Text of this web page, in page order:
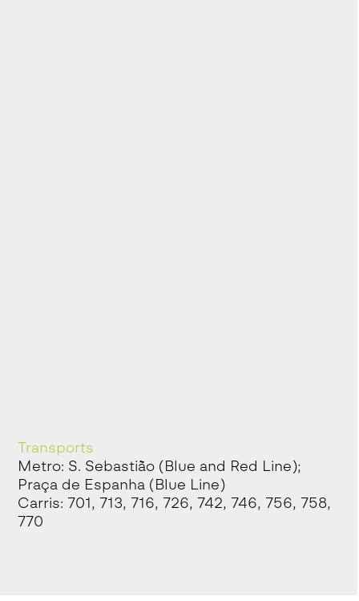
Transports
Metro: S. Sebastião (Blue and Red Line);
Praça de Espanha (Blue Line)
Carris: 701, 713, 716, 726, 742, 746, 756, 758,
770